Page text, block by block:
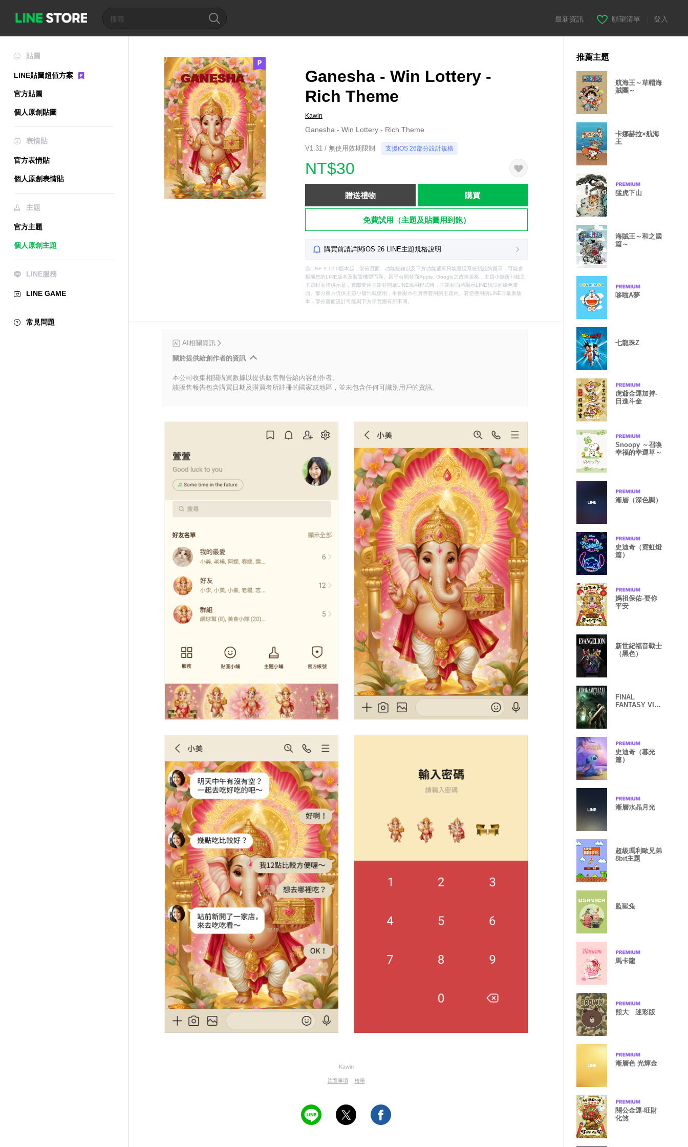
最新資訊 願望清單 登入
貼圖
LINE貼圖超值方案
官方貼圖
個人原創貼圖
表情貼
官方表情貼
個人原創表情貼
主題
官方主題
個人原創主題
LINE服務
LINE GAME
常見問題
Ganesha - Win Lottery -
Rich Theme
Kawin
Ganesha - Win Lottery - Rich Theme
V1.31 / 無使用效期限制 支援iOS 26部分設計規格
NT$30
贈送禮物 購買
免費試用（主題及貼圖用到飽）
購買前請詳閱iOS 26 LINE主題規格說明
自LINE 9.12.0版本起，部分頁面、功能按鈕以及下方功能選單只能呈現系統預設的圖示，可能會
根據您的LINE版本及裝置機型而異。因平台開發商Apple, Google之政策規格，主題小舖所刊載之
主題封面僅供示意，實際套用主題並開啟LINE應用程式時，主題封面將顯示LINE預設的綠色畫
面。部分圖片僅供主題小舖刊載使用，不會顯示在實際套用的主題內。若您使用的LINE非最新版
本，部分畫面設計可能與下方示意圖有所不同。
AI相關資訊
關於提供給創作者的資訊
本公司收集相關購買數據以提供販售報告給內容創作者。
該販售報告包含購買日期及購買者所註冊的國家或地區，並未包含任何可識別用戶的資訊。
Kawin
注意事項 檢舉
推薦主題
航海王～草帽海
賊團～
卡娜赫拉×航海
王
猛虎下山
海賊王～和之國
篇～
哆啦A夢
七龍珠Z
虎爺金運加持-
日進斗金
Snoopy ～召喚
幸福的幸運草～
漸層（深色調）
史迪奇（霓虹燈
篇）
媽祖保佑-要你
平安
新世紀福音戰士
（黑色）
FINAL
FANTASY VII
史迪奇（暮光
篇）
漸層水晶月光
超級瑪利歐兄弟
8bit主題
監獄兔
馬卡龍
熊大 迷彩版
漸層色 光輝金
關公金運-旺財
化煞